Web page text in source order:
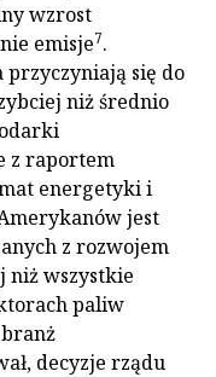
wzrost
emisje7.
przyczyniają się do
niż średnio
z raportem
energetyki i
jest
z rozwojem
niż wszystkie
paliw
decyzje rządu